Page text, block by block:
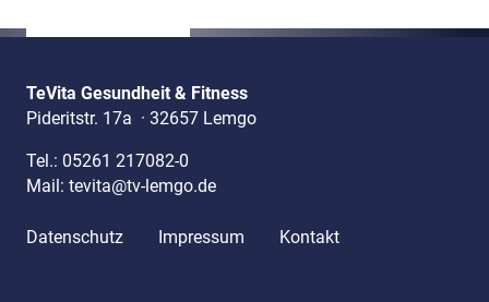
TeVita Gesundheit & Fitness
Pideritstr. 17a · 32657 Lemgo
Tel.: 05261 217082-0
Mail: tevita@tv-lemgo.de
Datenschutz Impressum Kontakt